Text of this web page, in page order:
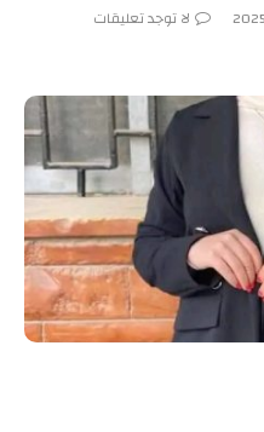
لا توجد تعليقات